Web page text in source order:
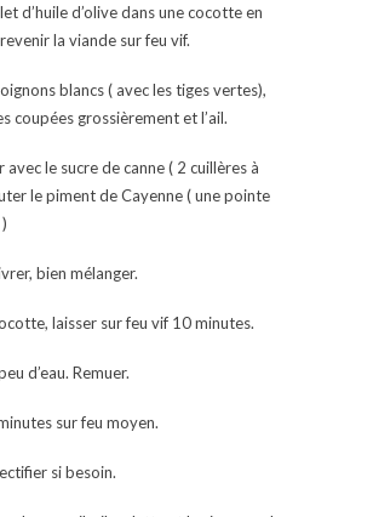
d’huile d’olive dans une cocotte en
la viande sur feu vif.
blancs ( avec les tiges vertes),
coupées grossièrement et l’ail.
avec le sucre de canne ( 2 cuillères à
le piment de Cayenne ( une pointe
bien mélanger.
laisser sur feu vif 10 minutes.
d’eau. Remuer.
sur feu moyen.
si besoin.